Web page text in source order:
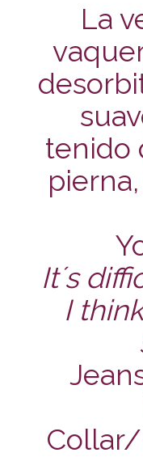
La
tenido
It´s
I